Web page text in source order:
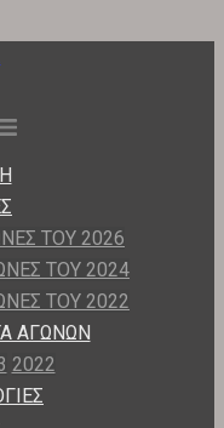
ΤΟΥ 2026
ΤΟΥ 2024
ΤΟΥ 2022
ΑΓΩΝΩΝ
2022